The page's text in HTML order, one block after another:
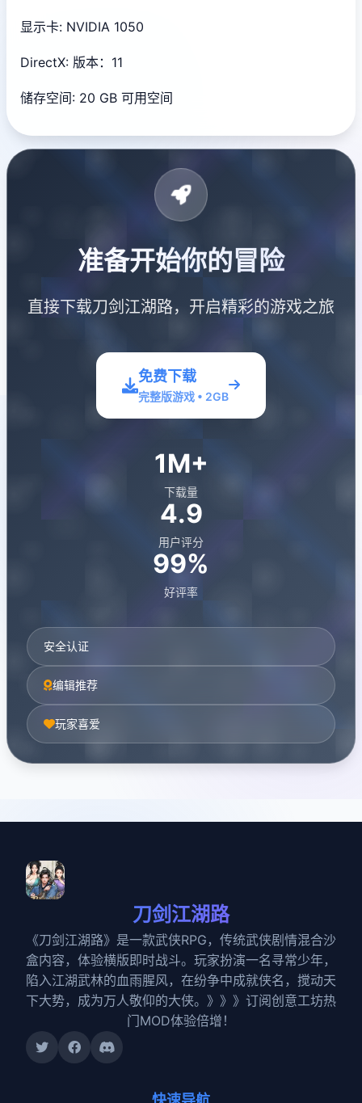
显示卡: NVIDIA 1050
DirectX: 版本：11
储存空间: 20 GB 可用空间
准备开始你的冒险
直接下载刀剑江湖路，开启精彩的游戏之旅
免费下载
完整版游戏 • 2GB
1M+
下载量
4.9
用户评分
99%
好评率
安全认证
编辑推荐
玩家喜爱
刀剑江湖路
《刀剑江湖路》是一款武侠RPG，传统武侠剧情混合沙
盒内容，体验横版即时战斗。玩家扮演一名寻常少年，
陷入江湖武林的血雨腥风，在纷争中成就侠名，搅动天
下大势，成为万人敬仰的大侠。》》》订阅创意工坊热
门MOD体验倍增！